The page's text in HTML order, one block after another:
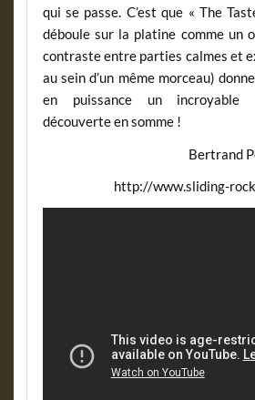
qui se passe. C’est que « The
déboule sur la platine comme un
contraste entre parties calmes et
au sein d’un même morceau)
en puissance un incroyable
découverte en somme !
Bertrand
http://www.sliding-